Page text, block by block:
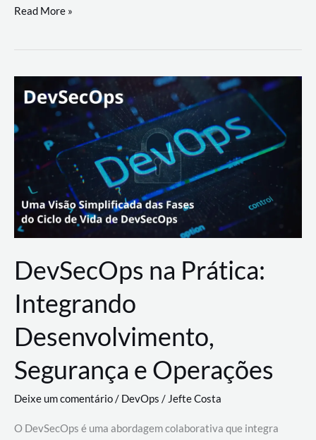
workflows
teste
palyer
Lance
Rural
Read More »
DevSecOps na Prática:
Integrando
Desenvolvimento,
Segurança e Operações
Deixe um comentário/ DevOps /Jefte Costa
O DevSecOps é uma abordagem colaborativa que integra